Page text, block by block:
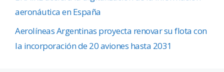
aeronáutica en España
Aerolíneas Argentinas proyecta renovar su flota con
la incorporación de 20 aviones hasta 2031